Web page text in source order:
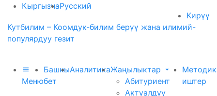
КыргызчаРусский
Кирүү
Кутбилим – Коомдук-билим берүү жана илимий-
популярдуу гезит
Меню
Башкы
бет
АналитикаЖаңылыктар
Абитуриент
Актуалдуу
иштер